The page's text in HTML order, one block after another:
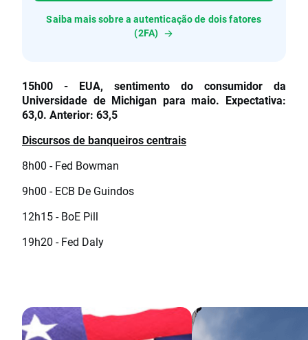
Saiba mais sobre a autenticação de dois fatores
(2FA)
15h00 - EUA, sentimento do consumidor da
Universidade de Michigan para maio. Expectativa:
63,0. Anterior: 63,5
Discursos de banqueiros centrais
8h00 - Fed Bowman
9h00 - ECB De Guindos
12h15 - BoE Pill
19h20 - Fed Daly